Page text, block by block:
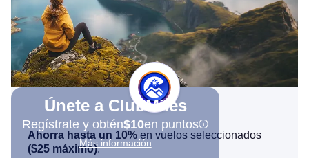
Únete a ClubMiles
Regístrate y obtén$10en puntos
Más información
Ahorra hasta un 10% en vuelos seleccionados
($25 máximo).